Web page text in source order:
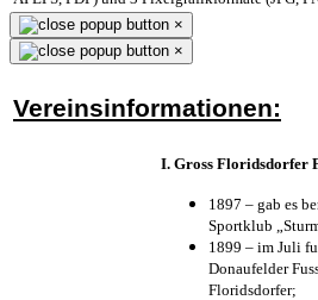
×
×
Vereinsinformationen:
I. Gross Floridsdorfer
1897 – gab es
Sportklub
1899 – im Juli
Donaufelder
Floridsdorfer;